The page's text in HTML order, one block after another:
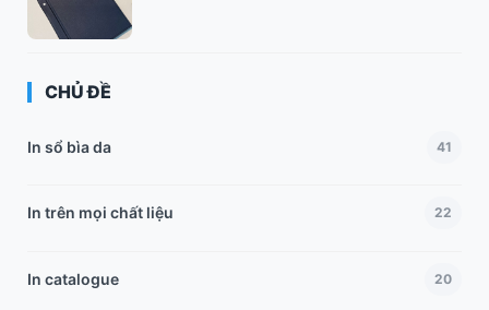
CHỦ ĐỀ
In sổ bìa da 41
In trên mọi chất liệu 22
In catalogue 20